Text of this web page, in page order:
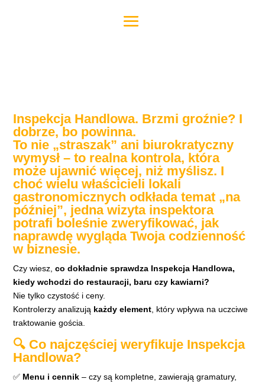
Inspekcja Handlowa. Brzmi groźnie? I
dobrze, bo powinna.
To nie „straszak” ani biurokratyczny
wymysł – to realna kontrola, która
może ujawnić więcej, niż myślisz. I
choć wielu właścicieli lokali
gastronomicznych odkłada temat „na
później”, jedna wizyta inspektora
potrafi boleśnie zweryfikować, jak
naprawdę wygląda Twoja codzienność
w biznesie.
Czy wiesz,co dokładnie sprawdza Inspekcja Handlowa,
kiedy wchodzi do restauracji, baru czy kawiarni?
Nie tylko czystość i ceny.
Kontrolerzy analizują każdy element , który wpływa na uczciwe
traktowanie gościa.
🔍 Co najczęściej weryfikuje Inspekcja
Handlowa?
✅ Menu i cennik – czy są kompletne, zawierają gramatury,